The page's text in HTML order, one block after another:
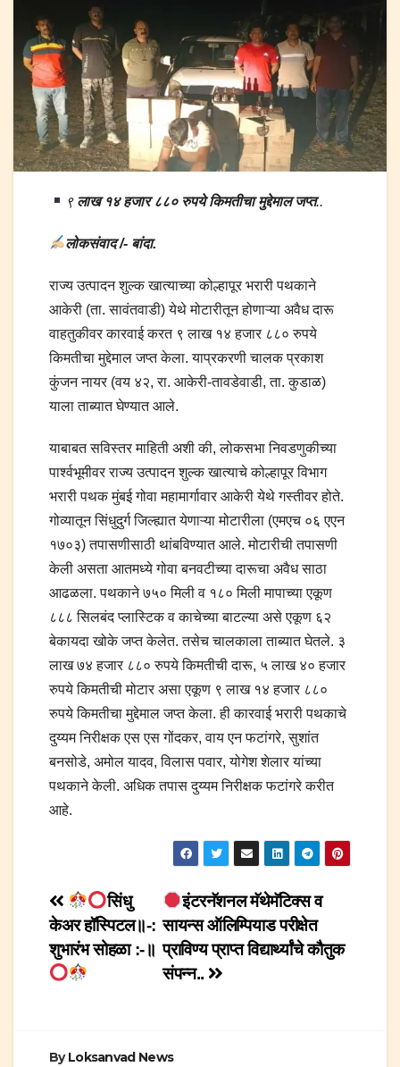
९ लाख १४ हजार ८८० रुपये किमतीचा मुद्देमाल जप्त..
लोकसंवाद /- बांदा.
राज्य उत्पादन शुल्क खात्याच्या कोल्हापूर भरारी पथकाने
आकेरी (ता. सावंतवाडी) येथे मोटारीतून होणाऱ्या अवैध दारू
वाहतुकीवर कारवाई करत ९ लाख १४ हजार ८८० रुपये
किमतीचा मुद्देमाल जप्त केला. याप्रकरणी चालक प्रकाश
कुंजन नायर (वय ४२, रा. आकेरी-तावडेवाडी, ता. कुडाळ)
याला ताब्यात घेण्यात आले.
याबाबत सविस्तर माहिती अशी की, लोकसभा निवडणुकीच्या
पार्श्वभूमीवर राज्य उत्पादन शुल्क खात्याचे कोल्हापूर विभाग
भरारी पथक मुंबई गोवा महामार्गावार आकेरी येथे गस्तीवर होते.
गोव्यातून सिंधुदुर्ग जिल्ह्यात येणाऱ्या मोटारीला (एमएच ०६ एएन
१७०३) तपासणीसाठी थांबविण्यात आले. मोटारीची तपासणी
केली असता आतमध्ये गोवा बनवटीच्या दारूचा अवैध साठा
आढळला. पथकाने ७५० मिली व १८० मिली मापाच्या एकूण
८८८ सिलबंद प्लास्टिक व काचेच्या बाटल्या असे एकूण ६२
बेकायदा खोके जप्त केलेत. तसेच चालकाला ताब्यात घेतले. ३
लाख ७४ हजार ८८० रुपये किमतीची दारू, ५ लाख ४० हजार
रुपये किमतीची मोटार असा एकूण ९ लाख १४ हजार ८८०
रुपये किमतीचा मुद्देमाल जप्त केला. ही कारवाई भरारी पथकाचे
दुय्यम निरीक्षक एस एस गोंदकर, वाय एन फटांगरे, सुशांत
बनसोडे, अमोल यादव, विलास पवार, योगेश शेलार यांच्या
पथकाने केली. अधिक तपास दुय्यम निरीक्षक फटांगरे करीत
आहे.
Post
navigation
इंटरनॅशनल मॅथेमॅटिक्स व
सायन्स ऑलिम्पियाड परीक्षेत
प्राविण्य प्राप्त विद्यार्थ्यांचे कौतुक
संपन्न..
सिंधु
केअर हॉस्पिटल॥-:
शुभारंभ सोहळा :-॥
ByLoksanvad News